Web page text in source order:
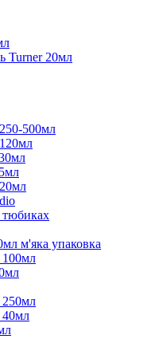
Turner 20мл
500мл
тюбиках
м'яка упаковка
100мл
250мл
40мл